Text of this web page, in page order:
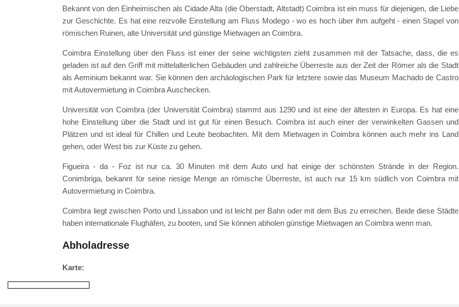
Bekannt von den Einheimischen als Cidade Alta (die Oberstadt, Altstadt) Coimbra ist ein muss für diejenigen, die Liebe
zur Geschichte. Es hat eine reizvolle Einstellung am Fluss Modego - wo es hoch über ihm aufgeht - einen Stapel von
römischen Ruinen, alte Universität und günstige Mietwagen an Coimbra.
Coimbra Einstellung über den Fluss ist einer der seine wichtigsten zieht zusammen mit der Tatsache, dass, die es
geladen ist auf den Griff mit mittelalterlichen Gebäuden und zahlreiche Überreste aus der Zeit der Römer als die Stadt
als Aeminium bekannt war. Sie können den archäologischen Park für letztere sowie das Museum Machado de Castro
mit Autovermietung in Coimbra Auschecken.
Universität von Coimbra (der Universität Coimbra) stammt aus 1290 und ist eine der ältesten in Europa. Es hat eine
hohe Einstellung über die Stadt und ist gut für einen Besuch. Coimbra ist auch einer der verwinkelten Gassen und
Plätzen und ist ideal für Chillen und Leute beobachten. Mit dem Mietwagen in Coimbra können auch mehr ins Land
gehen, oder West bis zur Küste zu gehen.
Figueira - da - Foz ist nur ca. 30 Minuten mit dem Auto und hat einige der schönsten Strände in der Region.
Conimbriga, bekannt für seine riesige Menge an römische Überreste, ist auch nur 15 km südlich von Coimbra mit
Autovermietung in Coimbra.
Coimbra liegt zwischen Porto und Lissabon und ist leicht per Bahn oder mit dem Bus zu erreichen. Beide diese Städte
haben internationale Flughäfen, zu booten, und Sie können abholen günstige Mietwagen an Coimbra wenn man.
Abholadresse
Karte: